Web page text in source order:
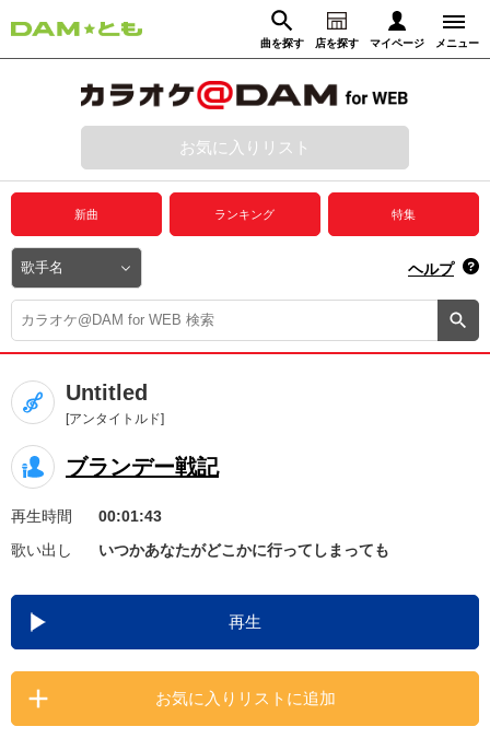
曲を探す 店を探す マイページ メニュー
動画からさがす 録音からさがす
ログイン
プレミアムサービス
DAM★とも動画
DAM★とも録音
カラオケ＠DAM
ユーザー検索
キャンペーン
お知らせ よくあるご質問
DAMの新曲・ランキングなど
カラオケ最新情報をチェック！
お気に入りリスト
新曲 ランキング 特集
ヘルプ
Untitled
[アンタイトルド]
ブランデー戦記
再生時間
00:01:43
歌い出し
いつかあなたがどこかに行ってしまっても
再生
お気に入りリストに追加